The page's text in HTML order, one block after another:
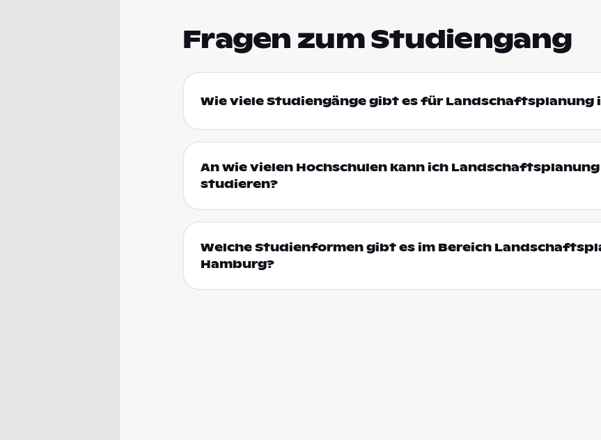
Fragen zum Studiengang
Wie viele Studiengänge gibt es für Landschaftsplanung
An wie vielen Hochschulen kann ich
studieren?
Welche Studienformen gibt es im Bereich
Hamburg?